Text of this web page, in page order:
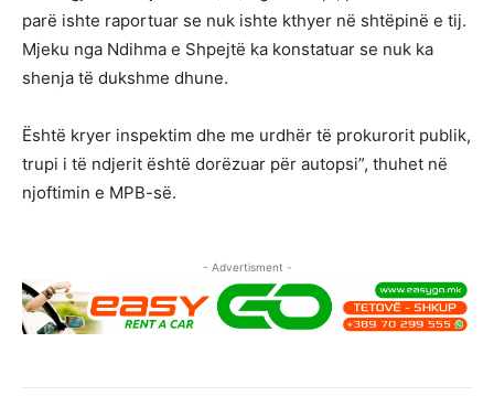
parë ishte raportuar se nuk ishte kthyer në shtëpinë e tij.
Mjeku nga Ndihma e Shpejtë ka konstatuar se nuk ka
shenja të dukshme dhune.
Është kryer inspektim dhe me urdhër të prokurorit publik,
trupi i të ndjerit është dorëzuar për autopsi”, thuhet në
njoftimin e MPB-së.
- Advertisment -